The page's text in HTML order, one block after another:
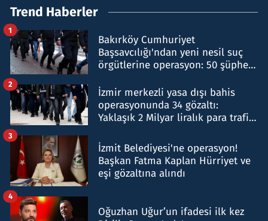
Trend Haberler
Bakırköy Cumhuriyet
Başsavcılığı'ndan yeni nesil suç
örgütlerine operasyon: 50 şüpheli
1
İzmir merkezli yasa dışı bahis
operasyonunda 34 gözaltı:
Yaklaşık 2 Milyar liralık para trafiği
2
İzmit Belediyesi'ne operasyon!
Başkan Fatma Kaplan Hürriyet ve
eşi gözaltına alındı
3
Oğuzhan Uğur’un ifadesi ilk kez
4